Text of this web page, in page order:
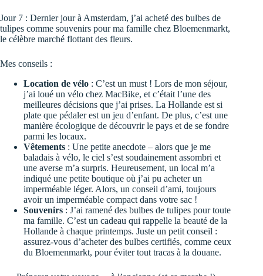
Jour 7 : Dernier jour à Amsterdam, j’ai acheté des bulbes de
tulipes comme souvenirs pour ma famille chez Bloemenmarkt,
le célèbre marché flottant des fleurs.
Mes conseils :
Location de vélo : C’est un must ! Lors de mon séjour,
j’ai loué un vélo chez MacBike, et c’était l’une des
meilleures décisions que j’ai prises. La Hollande est si
plate que pédaler est un jeu d’enfant. De plus, c’est une
manière écologique de découvrir le pays et de se fondre
parmi les locaux.
Vêtements : Une petite anecdote – alors que je me
baladais à vélo, le ciel s’est soudainement assombri et
une averse m’a surpris. Heureusement, un local m’a
indiqué une petite boutique où j’ai pu acheter un
imperméable léger. Alors, un conseil d’ami, toujours
avoir un imperméable compact dans votre sac !
Souvenirs : J’ai ramené des bulbes de tulipes pour toute
ma famille. C’est un cadeau qui rappelle la beauté de la
Hollande à chaque printemps. Juste un petit conseil :
assurez-vous d’acheter des bulbes certifiés, comme ceux
du Bloemenmarkt, pour éviter tout tracas à la douane.